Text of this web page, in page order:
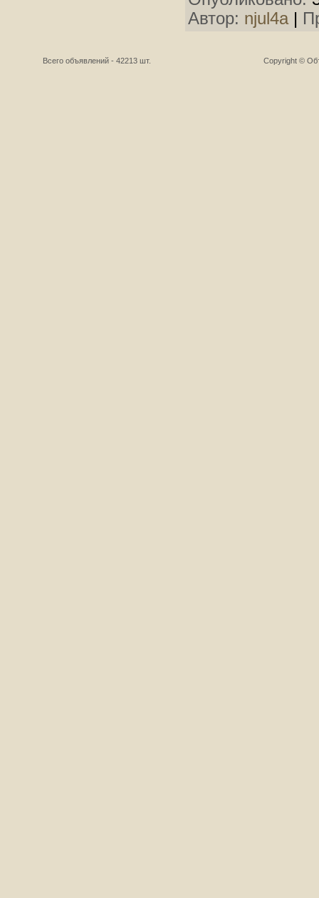
Автор: njul4a |
Всего объявлений - 42213 шт. Copyright ©